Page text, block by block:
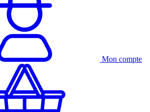
Mon compte